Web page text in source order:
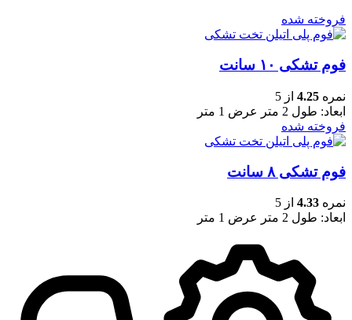
فروخته شده
فوم تشکی ۱۰ سانت
نمره 4.25 از 5
ابعاد: طول 2 متر عرض 1 متر
فروخته شده
فوم تشکی ۸ سانت
نمره 4.33 از 5
ابعاد: طول 2 متر عرض 1 متر